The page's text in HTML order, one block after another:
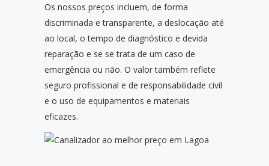
Os nossos preços incluem, de forma
discriminada e transparente, a deslocação até
ao local, o tempo de diagnóstico e devida
reparação e se se trata de um caso de
emergência ou não. O valor também reflete
seguro profissional e de responsabilidade civil
e o uso de equipamentos e materiais
eficazes.